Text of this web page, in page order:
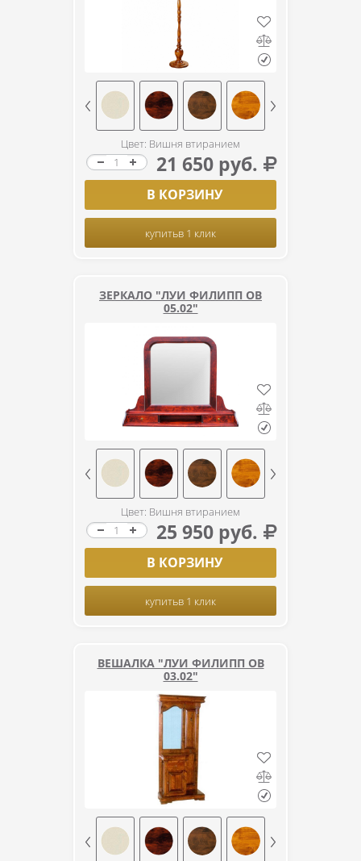
Цвет: Вишня втиранием
21 650 руб.
В КОРЗИНУ
купитьв 1 клик
ЗЕРКАЛО "ЛУИ ФИЛИПП ОВ
05.02"
Цвет: Вишня втиранием
25 950 руб.
В КОРЗИНУ
купитьв 1 клик
ВЕШАЛКА "ЛУИ ФИЛИПП ОВ
03.02"